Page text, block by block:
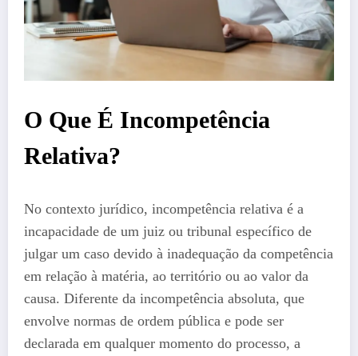
O Que É Incompetência
Relativa?
No contexto jurídico, incompetência relativa é a
incapacidade de um juiz ou tribunal específico de
julgar um caso devido à inadequação da competência
em relação à matéria, ao território ou ao valor da
causa. Diferente da incompetência absoluta, que
envolve normas de ordem pública e pode ser
declarada em qualquer momento do processo, a